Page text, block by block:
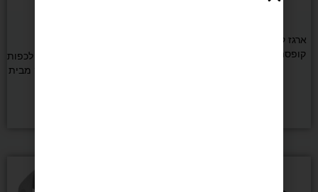
מכשיר עיסוי רפלקסולוגי 3D לכפות
הרגליים בשיטת שיאצו עמוק מבית